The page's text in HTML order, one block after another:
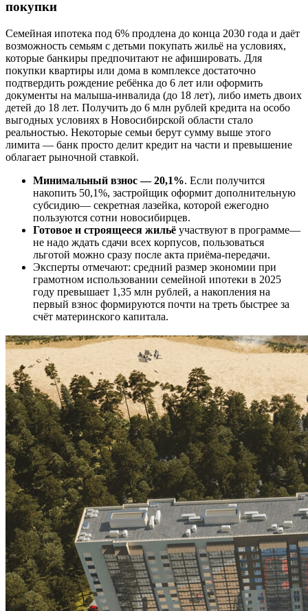
покупки
Семейная ипотека под 6% продлена до конца 2030 года и даёт
возможность семьям с детьми покупать жильё на условиях,
которые банкиры предпочитают не афишировать. Для
покупки квартиры или дома в комплексе достаточно
подтвердить рождение ребёнка до 6 лет или оформить
документы на малыша-инвалида (до 18 лет), либо иметь двоих
детей до 18 лет. Получить до 6 млн рублей кредита на особо
выгодных условиях в Новосибирской области стало
реальностью. Некоторые семьи берут сумму выше этого
лимита — банк просто делит кредит на части и превышение
облагает рыночной ставкой.
Минимальный взнос — 20,1%. Если получится
накопить 50,1%, застройщик оформит дополнительную
субсидию— секретная лазейка, которой ежегодно
пользуются сотни новосибирцев.
Готовое и строящееся жильё участвуют в программе—
не надо ждать сдачи всех корпусов, пользоваться
льготой можно сразу после акта приёма-передачи.
Эксперты отмечают: средний размер экономии при
грамотном использовании семейной ипотеки в 2025
году превышает 1,35 млн рублей, а накопления на
первый взнос формируются почти на треть быстрее за
счёт материнского капитала.